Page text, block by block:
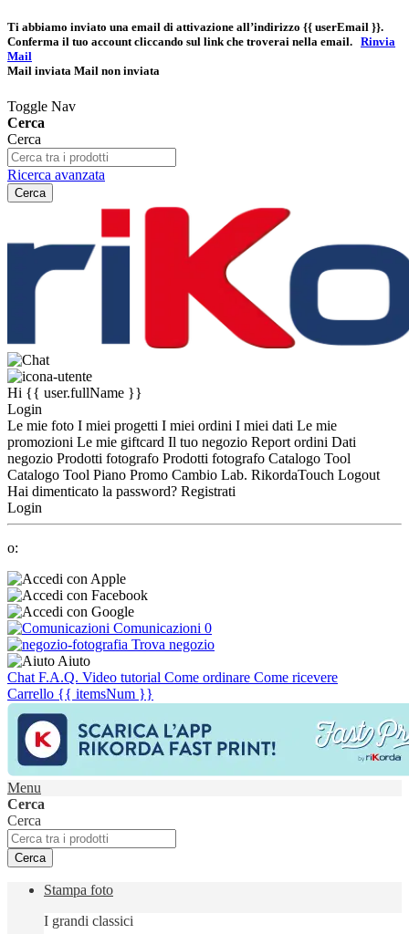
Ti abbiamo inviato una email di attivazione all’indirizzo {{ userEmail }}.
Conferma il tuo account cliccando sul link che troverai nella email. Rinvia
Mail
Mail inviata Mail non inviata
Toggle Nav
Cerca
Cerca
Ricerca avanzata
Cerca
Hi {{ user.fullName }}
Login
Le mie foto I miei progetti I miei ordini I miei dati Le mie
promozioni Le mie giftcard Il tuo negozio Report ordini Dati
negozio Prodotti fotografo Prodotti fotografo Catalogo Tool
Catalogo Tool Piano Promo Cambio Lab. RikordaTouch Logout
Hai dimenticato la password? Registrati
Login
o:
Comunicazioni 0
Trova negozio
Aiuto
Chat F.A.Q. Video tutorial Come ordinare Come ricevere
Carrello {{ itemsNum }}
Menu
Cerca
Cerca
Cerca
Stampa foto
I grandi classici